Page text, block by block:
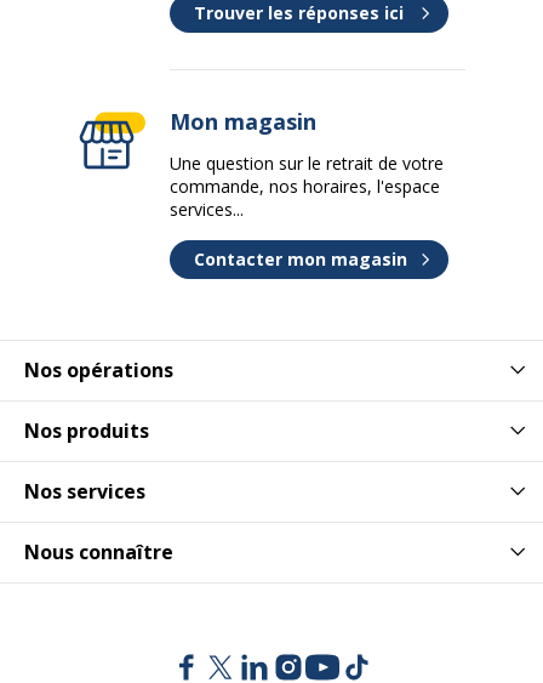
Nos opérations
Nos produits
Nos services
Nous connaître
Trouver les réponses ici
Mon magasin
Une question sur le retrait de votre
commande, nos horaires, l'espace
services...
Contacter mon magasin